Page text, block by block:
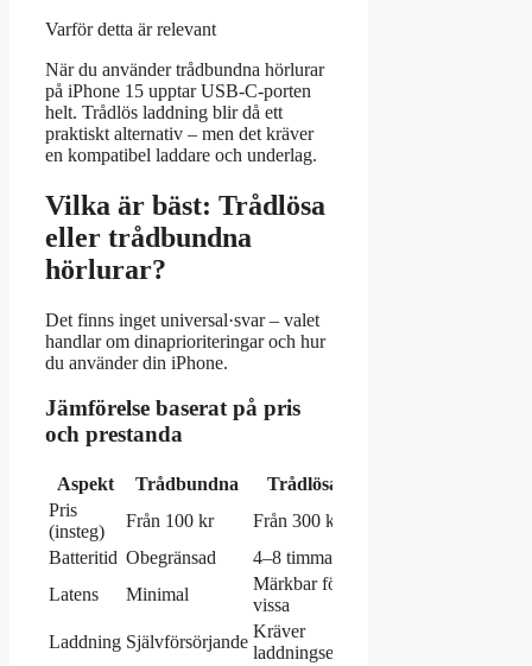
Varför detta är relevant
När du använder trådbundna hörlurar
på iPhone 15 upptar USB-C-porten
helt. Trådlös laddning blir då ett
praktiskt alternativ – men det kräver
en kompatibel laddare och underlag.
Vilka är bäst: Trådlösa
eller trådbundna
hörlurar?
Det finns inget universal·svar – valet
handlar om dinaprioriteringar och hur
du använder din iPhone.
Jämförelse baserat på pris
och prestanda
Aspekt Trådbundna
Trådlösa
Pris
(insteg)
Från 100 kr
Från 300 kr
Batteritid Obegränsad
4–8 timmar
Latens
Minimal
Märkbar för
vissa
Laddning Självförsörjande
Kräver
laddningsetui